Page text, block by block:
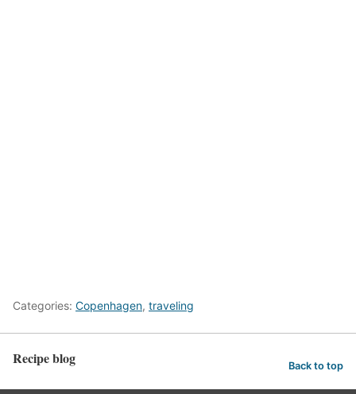
Categories: Copenhagen, traveling
Recipe blog Back to top